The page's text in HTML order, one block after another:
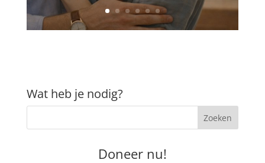
Wat heb je nodig?
Doneer nu!